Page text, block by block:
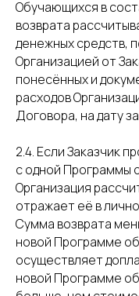
Обучающихся в
возврата
денежных средств,
Организацией от
понесённых и
расходов
Договора, на дату
2.4. Если Заказчик
с одной Программы
Организация
отражает её в
Сумма возврата
новой Программе
осуществляет
новой Программе